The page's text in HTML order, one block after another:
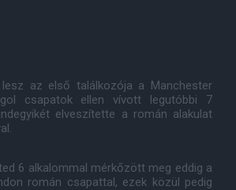
az első találkozója a Manchester
csapatok ellen vívott legutóbbi 7
elveszítette a román alakulat
6 alkalommal mérkőzött meg eddig a
román csapattal, ezek közül pedig